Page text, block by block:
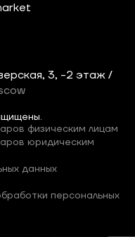
3, -2 этаж /
физическим лицам
юридическим
данных
персональных